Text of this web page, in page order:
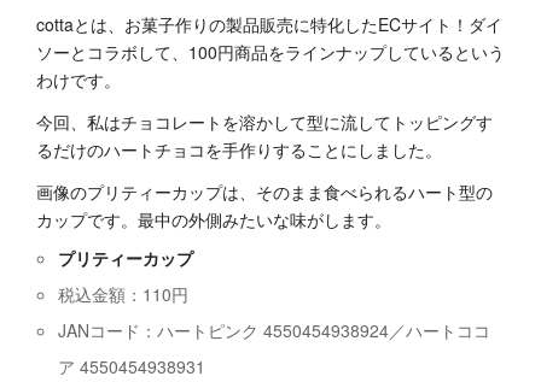
cottaとは、お菓子作りの製品販売に特化したECサイト！ダイ
ソーとコラボして、100円商品をラインナップしているという
わけです。
今回、私はチョコレートを溶かして型に流してトッピングす
るだけのハートチョコを手作りすることにしました。
画像のプリティーカップは、そのまま食べられるハート型の
カップです。最中の外側みたいな味がします。
プリティーカップ
税込金額：110円
JANコード：ハートピンク 4550454938924／ハートココ
ア 4550454938931